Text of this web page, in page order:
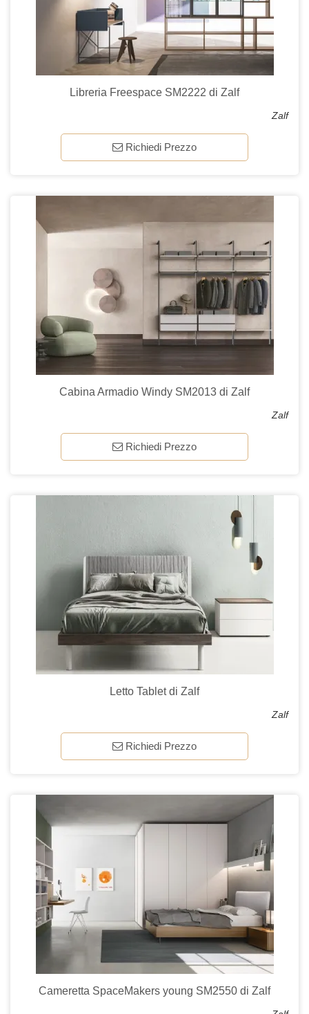
Libreria Freespace SM2222 di Zalf
Zalf
Richiedi Prezzo
Cabina Armadio Windy SM2013 di Zalf
Zalf
Richiedi Prezzo
Letto Tablet di Zalf
Zalf
Richiedi Prezzo
Cameretta SpaceMakers young SM2550 di Zalf